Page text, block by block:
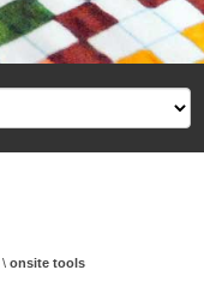
\ onsite tools